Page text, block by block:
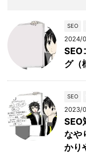
SEO
2024/
SEO
グ（
SEO
2023/
SEO
なや
かり